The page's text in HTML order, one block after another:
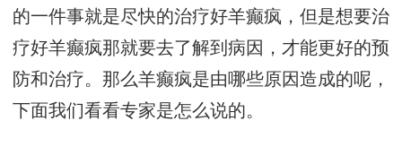
的一件事就是尽快的治疗好羊癫疯，但是想要治
疗好羊癫疯那就要去了解到病因，才能更好的预
防和治疗。那么羊癫疯是由哪些原因造成的呢，
下面我们看看专家是怎么说的。